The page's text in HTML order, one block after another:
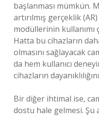
başlanması mümkün.
artırılmış gerçeklik
modüllerinin kullanımı
Hatta bu cihazların
olmasını sağlayacak
da hem kullanıcı
cihazların
Bir diğer ihtimal ise,
dostu hale gelmesi.